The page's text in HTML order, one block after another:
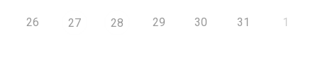
26 27 28 29 30 31 1